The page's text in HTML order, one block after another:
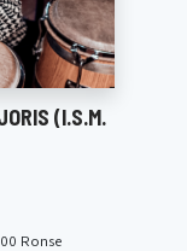
(I.S.M.
Ronse